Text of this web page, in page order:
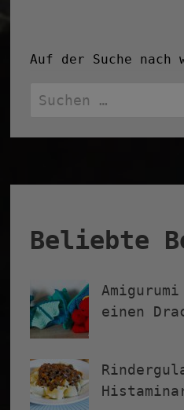
Auf der Suche nach
Suchen
Beliebte
einen